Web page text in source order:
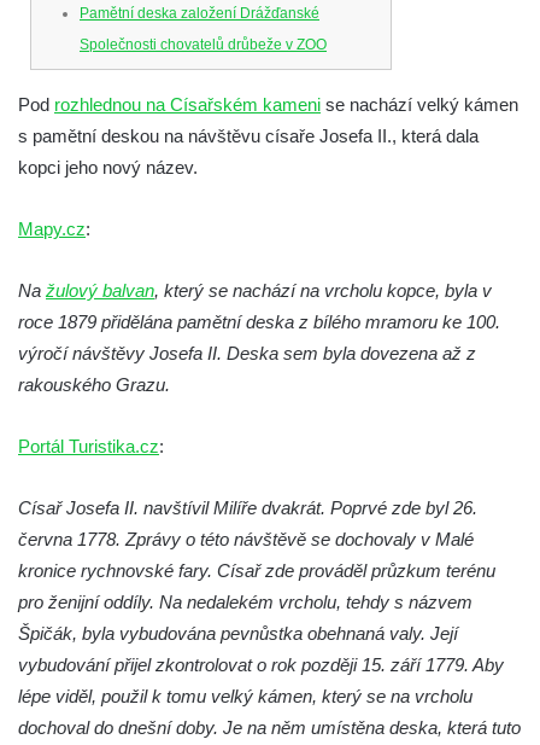
Pamětní deska založení Drážďanské
Společnosti chovatelů drůbeže v ZOO
Pamětní deska Josefa Hory na jeho rodném
domě v Dobříni
Pamětní deska Emmanuela Karsche na
von Goethe na hradě Hasištejn
Německá pamětní deska Johanna
Wolfganga von Goethe na hradě Hasištejn
Pamětní deska Ondřeje Hese severně od
Pamětní deska Giacoma Casanovy de
Pamětní deska Ferdinanda Břetislava
Mikovce na domě čp. 181 ve Sloupu v
Čechách
Pamětní deska Josefa Jaroslava Kaliny na
domě čp. 109 v Kalinově ulici v Novém
Pod rozhlednou na Císařském kameni se nachází velký kámen
s pamětní deskou na návštěvu císaře Josefa II., která dala
kopci jeho nový název.
Mapy.cz:
Na žulový balvan, který se nachází na vrcholu kopce, byla v
roce 1879 přidělána pamětní deska z bílého mramoru ke 100.
výročí návštěvy Josefa II. Deska sem byla dovezena až z
rakouského Grazu.
Portál Turistika.cz:
Císař Josefa II. navštívil Milíře dvakrát. Poprvé zde byl 26.
června 1778. Zprávy o této návštěvě se dochovaly v Malé
kronice rychnovské fary. Císař zde prováděl průzkum terénu
pro ženijní oddíly. Na nedalekém vrcholu, tehdy s názvem
Špičák, byla vybudována pevnůstka obehnaná valy. Její
vybudování přijel zkontrolovat o rok později 15. září 1779. Aby
lépe viděl, použil k tomu velký kámen, který se na vrcholu
dochoval do dnešní doby. Je na něm umístěna deska, která tuto